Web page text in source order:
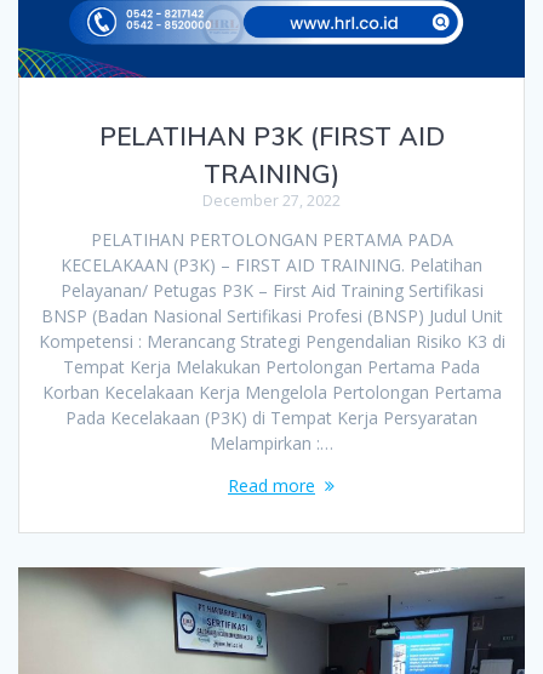
PELATIHAN P3K (FIRST AID
TRAINING)
December 27, 2022
PELATIHAN PERTOLONGAN PERTAMA PADA
KECELAKAAN (P3K) – FIRST AID TRAINING. Pelatihan
Pelayanan/ Petugas P3K – First Aid Training Sertifikasi
BNSP (Badan Nasional Sertifikasi Profesi (BNSP) Judul Unit
Kompetensi : Merancang Strategi Pengendalian Risiko K3 di
Tempat Kerja Melakukan Pertolongan Pertama Pada
Korban Kecelakaan Kerja Mengelola Pertolongan Pertama
Pada Kecelakaan (P3K) di Tempat Kerja Persyaratan
Melampirkan :…
Read more